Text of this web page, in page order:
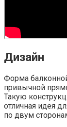
Дизайн
Форма
привычной
Такую
отличная идея
по двум